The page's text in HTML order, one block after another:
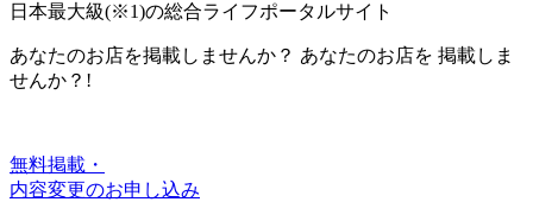
日本最大級(※1)の総合ライフポータルサイト
あなたのお店を掲載しませんか？ あなたのお店を 掲載しま
せんか？!
無料掲載・
内容変更のお申し込み